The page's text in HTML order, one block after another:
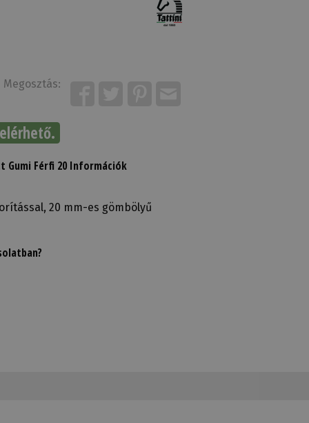
Megosztás:
Férfi 20 Információk
20 mm-es gömbölyű